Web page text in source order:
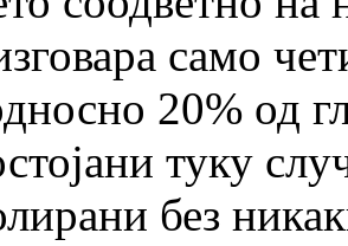
само
20% од
туку
без